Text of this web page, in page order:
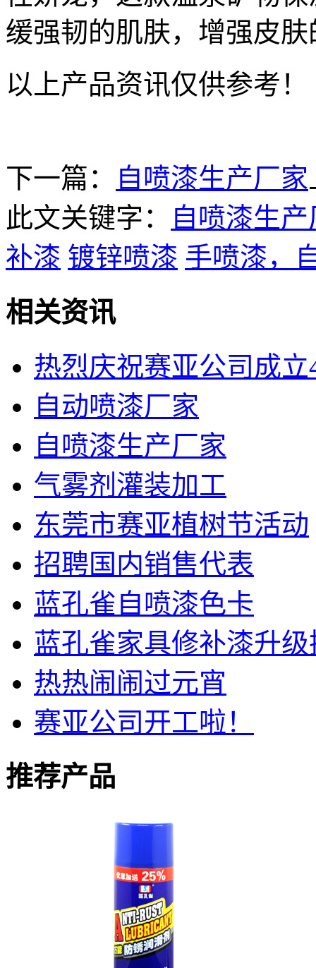
缓强韧的肌肤，增强皮
以上产品资讯仅供参考！
下一篇： 自喷漆生产厂家
此文关键字：
自喷漆生
补漆 镀锌喷漆 手喷漆，
相关资讯
热烈庆祝赛亚公司成
自动喷漆厂家
自喷漆生产厂家
气雾剂灌装加工
东莞市赛亚植树节活动
招聘国内销售代表
蓝孔雀自喷漆色卡
蓝孔雀家具修补漆升
热热闹闹过元宵
赛亚公司开工啦！
推荐产品